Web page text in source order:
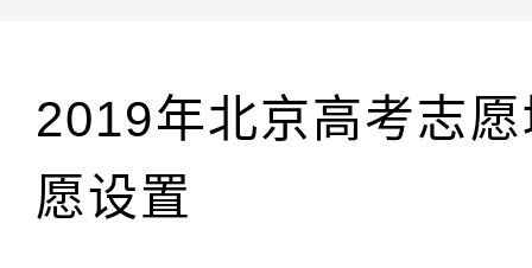
2019年北京高考志
愿设置